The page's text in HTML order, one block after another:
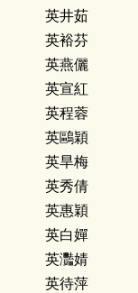
英井茹
英裕芬
英燕儷
英宣紅
英程蓉
英鷗穎
英旱梅
英秀倩
英惠穎
英白嬋
英灩婧
英待萍